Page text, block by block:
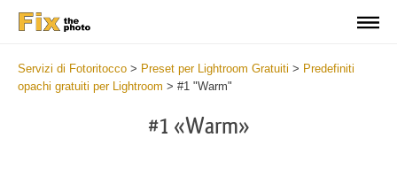
Servizi di Fotoritocco > Preset per Lightroom Gratuiti > Predefiniti
opachi gratuiti per Lightroom > #1 "Warm"
#1 «Warm»